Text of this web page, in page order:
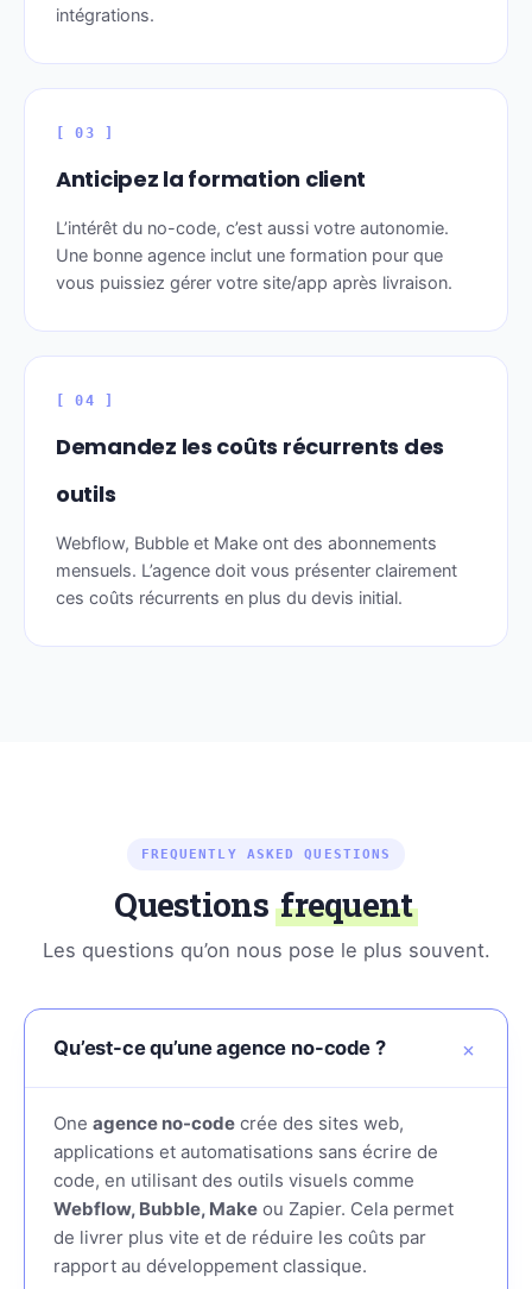
intégrations.
[ 03 ]
Anticipez la formation client
L’intérêt du no-code, c’est aussi votre autonomie.
Une bonne agence inclut une formation pour que
vous puissiez gérer votre site/app après livraison.
[ 04 ]
Demandez les coûts récurrents des
outils
Webflow, Bubble et Make ont des abonnements
mensuels. L’agence doit vous présenter clairement
ces coûts récurrents en plus du devis initial.
FREQUENTLY ASKED QUESTIONS
Questionsfrequent
Les questions qu’on nous pose le plus souvent.
Qu’est-ce qu’une agence no-code ?
One agence no-code crée des sites web,
applications et automatisations sans écrire de
code, en utilisant des outils visuels comme
Webflow, Bubble, Make ou Zapier. Cela permet
de livrer plus vite et de réduire les coûts par
rapport au développement classique.